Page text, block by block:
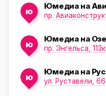
ю
Юмедиа на
пр.
ю
Юмедиа на
пр. Энгельса,
ю
Юмедиа на
ул. Руставели, 66